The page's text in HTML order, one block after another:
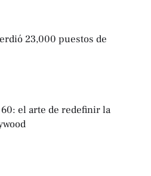
23,000 puestos de
el arte de redefinir la